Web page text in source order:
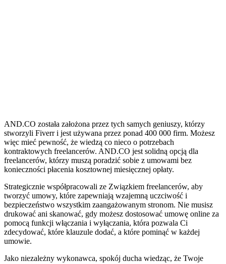
AND.CO została założona przez tych samych geniuszy, którzy
stworzyli Fiverr i jest używana przez ponad 400 000 firm. Możesz
więc mieć pewność, że wiedzą co nieco o potrzebach
kontraktowych freelancerów. AND.CO jest solidną opcją dla
freelancerów, którzy muszą poradzić sobie z umowami bez
konieczności płacenia kosztownej miesięcznej opłaty.
Strategicznie współpracowali ze Związkiem freelancerów, aby
tworzyć umowy, które zapewniają wzajemną uczciwość i
bezpieczeństwo wszystkim zaangażowanym stronom. Nie musisz
drukować ani skanować, gdy możesz dostosować umowę online za
pomocą funkcji włączania i wyłączania, która pozwala Ci
zdecydować, które klauzule dodać, a które pominąć w każdej
umowie.
Jako niezależny wykonawca, spokój ducha wiedząc, że Twoje